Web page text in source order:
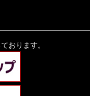
おります。